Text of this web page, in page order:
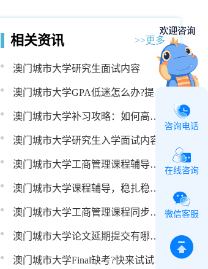
相关资讯 >>更多
澳门城市大学研究生面试内容
澳门城市大学GPA低迷怎么办?提升
澳门城市大学补习攻略：如何高效
澳门城市大学研究生入学面试内容
澳门城市大学工商管理课程辅导咨
澳门城市大学课程辅导，稳扎稳打
澳门城市大学工商管理课程同步辅
澳门城市大学论文延期提交有哪些
澳门城市大学Final缺考?快来试试考
咨询电话
在线咨询
微信客服